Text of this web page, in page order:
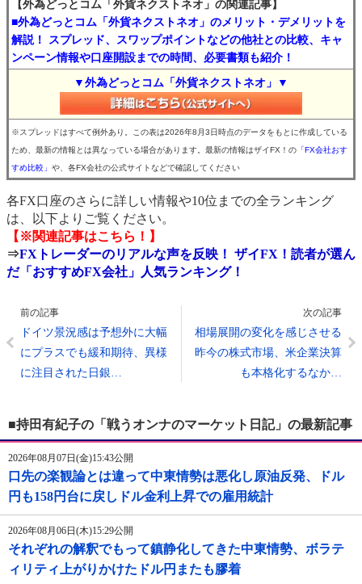
【外為どっとコム「外貨ネクストネオ」の関連記事】
■外為どっとコム「外貨ネクストネオ」のメリット・デメリットを
解説！ スプレッド、スワップポイントなどの他社との比較、キャ
ンペーン情報や口座開設までの時間、必要書類も紹介！
▼外為どっとコム「外貨ネクストネオ」▼
※スプレッドはすべて例外あり。この表は2026年8月3日時点のデータをもとに作成している
ため、最新の情報とは異なっている場合があります。最新の情報はザイFX！の 「FX会社おす
すめ比較」 や、各FX会社の公式サイトなどで確認してください
各FX口座のさらに詳しい情報や10位までの全ランキング
は、以下よりご覧ください。
【※関連記事はこちら！】
⇒FXトレーダーのリアルな声を反映！ ザイFX！読者が選ん
だ「おすすめFX会社」人気ランキング！
前の記事
ドイツ景況感は予想外に大幅
にプラスでも緩和期待、異様
に注目された日銀…
次の記事
相場展開の変化を感じさせる
昨今の株式市場、米企業決算
も本格化するなか…
■持田有紀子の「戦うオンナのマーケット日記」の最新記事
2026年08月07日(金)15:43公開
口先の楽観論とは違って中東情勢は悪化し原油反発、ドル
円も158円台に戻しドル金利上昇での雇用統計
2026年08月06日(木)15:29公開
それぞれの解釈でもって鎮静化してきた中東情勢、ボラテ
ィリティ上がりかけたドル円またも膠着